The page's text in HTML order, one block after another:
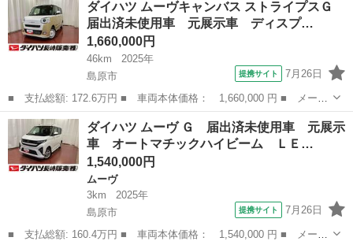
スプレイオーディオ 衝突被害軽減システム ＬＥＤヘッドライト
ベンチシ...
ダイハツ ムーヴキャンバス ストライプスＧ
届出済未使用車 元展示車 ディスプ…
1,660,000円
46km
2025年
島原市
提携サイト 7月26日
■ 支払総額: 172.6万円 ■ 車両本体価格： 1,660,000 円 ■ メーカ
ー名： ダイハツ ■ 車種名： ムーヴキャンバス ■ グレード
名： ストライプスＧ 届出済未使用車 元展示車 ディスプレイオ
ーディオ バ...
長崎 島原市 ダイハツ
ダイハツ ムーヴ Ｇ 届出済未使用車 元展示
車 オートマチックハイビーム ＬＥ…
1,540,000円
ムーヴ
3km
2025年
島原市
提携サイト 7月26日
■ 支払総額: 160.4万円 ■ 車両本体価格： 1,540,000 円 ■ メーカ